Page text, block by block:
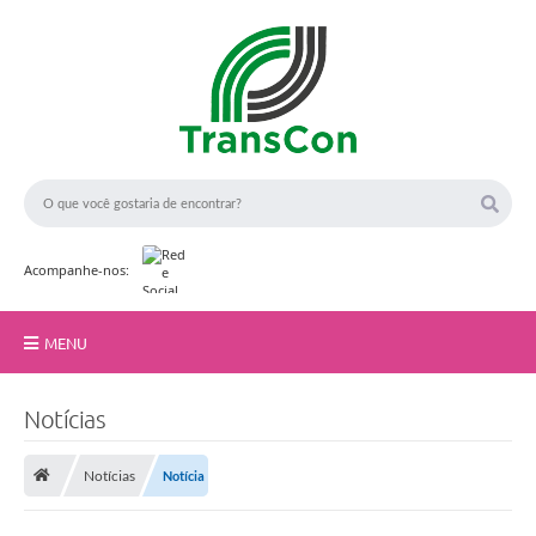
Acompanhe-nos:
MENU
Notícias
Notícias Notícia